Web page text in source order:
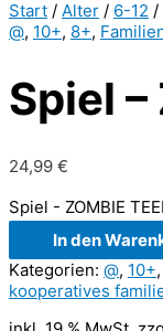
Start / Alter / 6-12 /
@, 10+, 8+,
Spiel –
24,99 €
Spiel - ZOMBIE
In den
Kategorien: @, 10+,
kooperatives